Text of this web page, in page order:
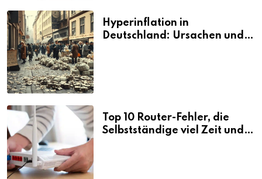
Hyperinflation in
Deutschland: Ursachen und
Top 10 Router-Fehler, die
Selbstständige viel Zeit und